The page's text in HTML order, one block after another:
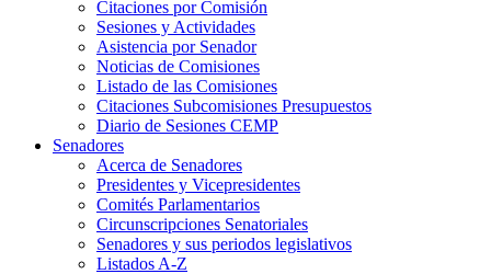
Citaciones por Comisión
Sesiones y Actividades
Asistencia por Senador
Noticias de Comisiones
Listado de las Comisiones
Citaciones Subcomisiones Presupuestos
Diario de Sesiones CEMP
Senadores
Acerca de Senadores
Presidentes y Vicepresidentes
Comités Parlamentarios
Circunscripciones Senatoriales
Senadores y sus periodos legislativos
Listados A-Z